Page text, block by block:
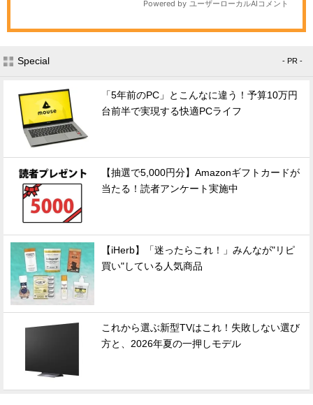
Special - PR -
「5年前のPC」とこんなに違う！予算10万円
台前半で実現する快適PCライフ
【抽選で5,000円分】Amazonギフトカードが
当たる！読者アンケート実施中
【iHerb】「迷ったらこれ！」みんなが"リピ
買い"している人気商品
これから選ぶ新型TVはこれ！失敗しない選び
方と、2026年夏の一押しモデル